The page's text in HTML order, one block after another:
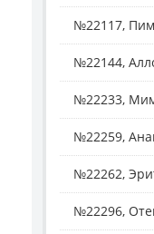
№22117,
№22144,
№22233,
№22259,
№22262,
№22296,